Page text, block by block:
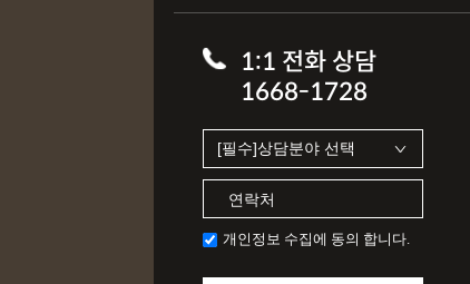
1:1 전화 상담
1668-1728
개인정보 수집에 동의 합니다.